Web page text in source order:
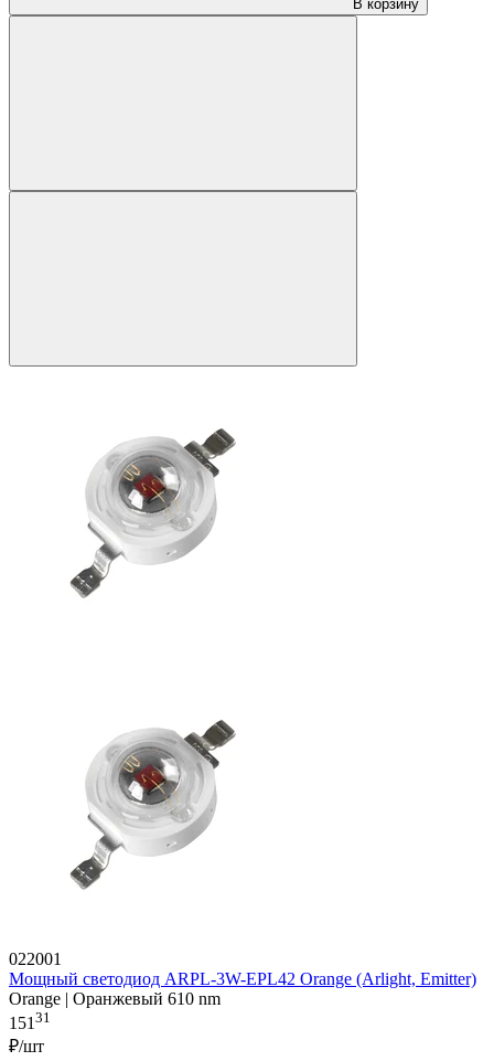
В корзину
022001
Мощный светодиод ARPL-3W-EPL42 Orange (Arlight, Emitter)
Orange | Оранжевый 610 nm
151 31
₽/шт